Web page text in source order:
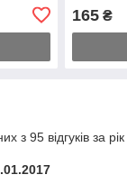
165₴
з 95 відгуків за рік